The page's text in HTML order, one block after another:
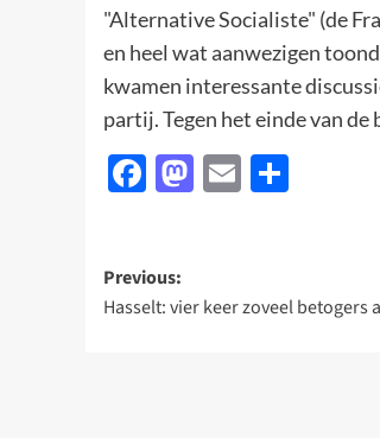
"Alternative Socialiste" (de
en heel wat aanwezigen
kwamen interessante
partij. Tegen het einde van
Facebook
Mastodon
Email
Post
navigation
Previous:
Hasselt: vier keer zoveel betogers